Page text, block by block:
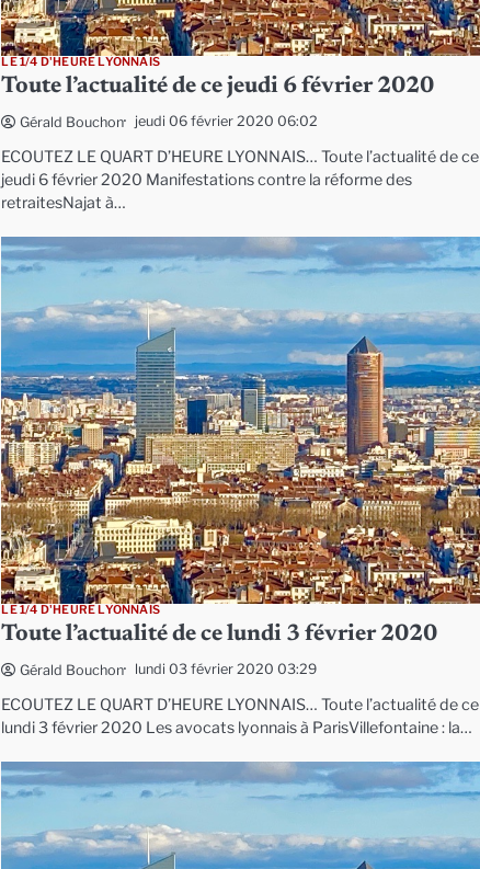
LE 1/4 D'HEURE LYONNAIS
Toute l’actualité de ce jeudi 6 février 2020
Gérald Bouchon jeudi 06 février 2020 06:02
ECOUTEZ LE QUART D’HEURE LYONNAIS… Toute l’actualité de ce
jeudi 6 février 2020 Manifestations contre la réforme des
retraitesNajat à…
LE 1/4 D'HEURE LYONNAIS
Toute l’actualité de ce lundi 3 février 2020
Gérald Bouchon lundi 03 février 2020 03:29
ECOUTEZ LE QUART D’HEURE LYONNAIS… Toute l’actualité de ce
lundi 3 février 2020 Les avocats lyonnais à ParisVillefontaine : la…